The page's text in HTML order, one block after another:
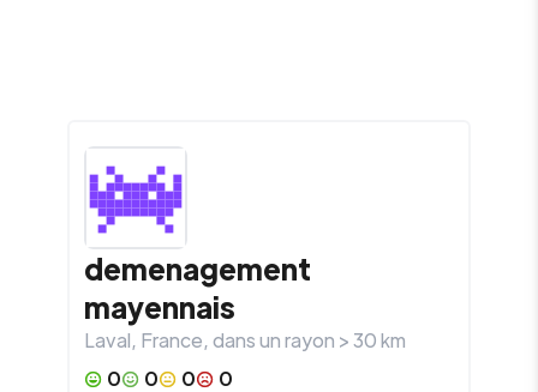
demenagement
mayennais
Laval, France, dans un rayon >30km
0
0 0
0